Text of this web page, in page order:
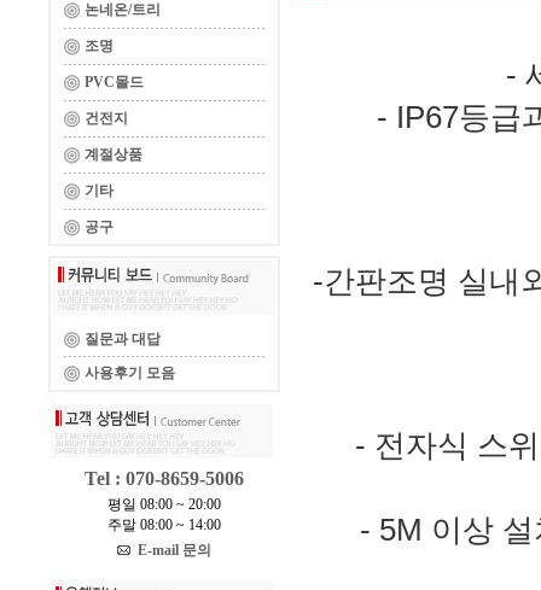
논네온/트리
조명
PVC몰드
건전지
계절상품
기타
공구
질문과 대답
사용후기 모음
Tel : 070-8659-5006
평일 08:00 ~ 20:00
주말 08:00 ~ 14:00
E-mail 문의
- 전자식 스
- 5M 이상